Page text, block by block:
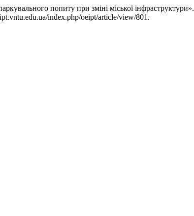
попиту при зміні міської інфраструктури».
index.php/oeipt/article/view/801.